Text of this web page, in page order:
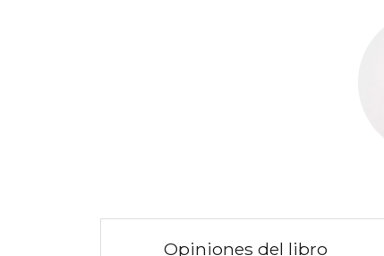
Opiniones del libro